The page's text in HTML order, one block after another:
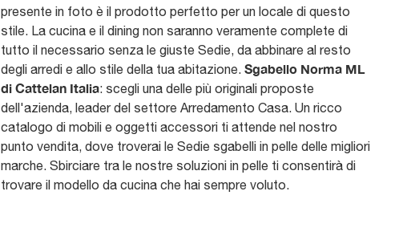
presente in foto è il prodotto perfetto per un locale di questo
stile. La cucina e il dining non saranno veramente complete di
tutto il necessario senza le giuste Sedie, da abbinare al resto
degli arredi e allo stile della tua abitazione. Sgabello Norma ML
di Cattelan Italia: scegli una delle più originali proposte
dell'azienda, leader del settore Arredamento Casa. Un ricco
catalogo di mobili e oggetti accessori ti attende nel nostro
punto vendita, dove troverai le Sedie sgabelli in pelle delle migliori
marche. Sbirciare tra le nostre soluzioni in pelle ti consentirà di
trovare il modello da cucina che hai sempre voluto.